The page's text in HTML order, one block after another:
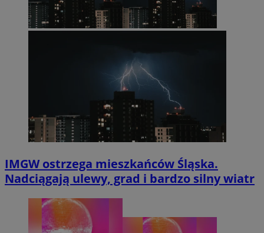
IMGW ostrzega mieszkańców Śląska.
Nadciągają ulewy, grad i bardzo silny wiatr